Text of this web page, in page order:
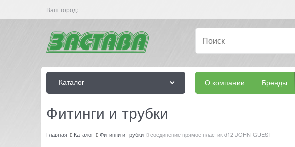
Ваш город:
Каталог О компании Бренды
Фитинги и трубки
Главная Каталог Фитинги и трубки соединение прямое пластик d12 JOHN-GUEST